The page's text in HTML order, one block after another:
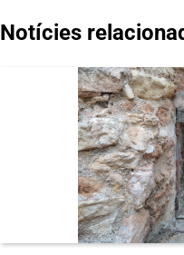
Notícies